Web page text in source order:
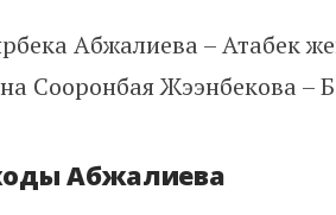
Абжалиева – Атабек
Сооронбая Жээнбекова –
Абжалиева